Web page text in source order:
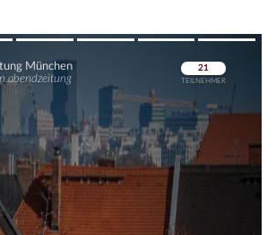
Überspringen